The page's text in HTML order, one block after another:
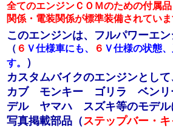
全てのエンジンＣＯＭのための付属
関係・電装関係が標準装備されていま
このエンジンは、フルパワーエン
（ ６ Ｖ仕様車にも、 ６ Ｖ仕様の状態、
す。
）
カスタムバイクのエンジンとして
カブ モンキー ゴリラ ベン
デル ヤマハ スズキ等のモデル
写真掲載部品（ステップバー・